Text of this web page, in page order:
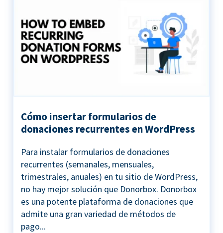
Cómo insertar formularios de
donaciones recurrentes en WordPress
Para instalar formularios de donaciones
recurrentes (semanales, mensuales,
trimestrales, anuales) en tu sitio de WordPress,
no hay mejor solución que Donorbox. Donorbox
es una potente plataforma de donaciones que
admite una gran variedad de métodos de
pago...